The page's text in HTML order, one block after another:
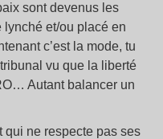
sont devenus les
lynché et/ou placé en
c’est la mode, tu
vu que la liberté
Autant balancer un
qui ne respecte pas ses